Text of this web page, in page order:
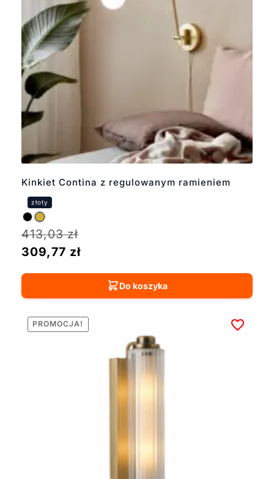
ciepło, a tkaniny mogą
zapewnić ciekawe efekty
W naszej ofercie
designerskie w bardzo
szerokim przedziale
przystępnych modeli
inspirowanych
wzornictwem
designerskim po
uznanych projektantów.
czas realizacji
zamówienia może być
dłuższy.
Kinkiet Contina z regulowanym ramieniem
413,03zł
309,77 zł
Do koszyka
PROMOCJA!